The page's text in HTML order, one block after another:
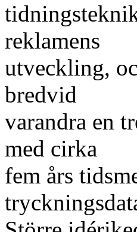
reklamens
utveckling,
bredvid
varandra en
med cirka
fem års